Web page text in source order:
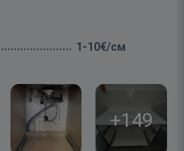
1-10€/см
+149